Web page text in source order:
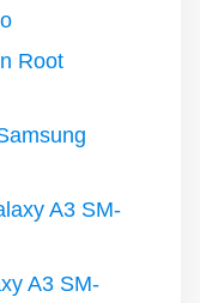
Root
A3 SM-
A3 SM-